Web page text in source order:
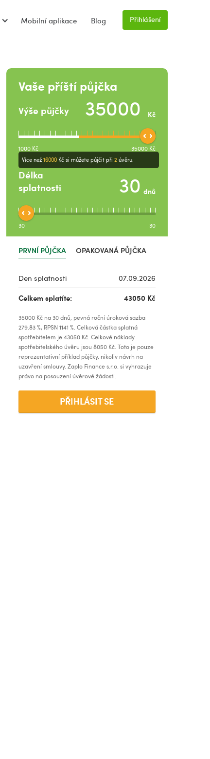
Mobilní aplikace Blog Přihlášení
Vaše příští půjčka
Výše půjčky Kč
1000 Kč 35000 Kč
Více než 16000 Kč si můžete půjčit při 2 úvěru.
Délka
splatnosti
dnů
30 30
PRVNÍ PŮJČKA OPAKOVANÁ PŮJČKA
Den splatnosti 07.09.2026
Celkem splatíte: 43050 Kč
35000Kč na30dnů, pevná roční úroková sazba
279.83%, RPSN 1141 %. Celková částka splatná
spotřebitelem je 43050Kč. Celkové náklady
spotřebitelského úvěru jsou 8050Kč. Toto je pouze
reprezentativní příklad půjčky, nikoliv návrh na
uzavření smlouvy. Zaplo Finance s.r.o. si vyhrazuje
právo na posouzení úvěrové žádosti.
PŘIHLÁSIT SE